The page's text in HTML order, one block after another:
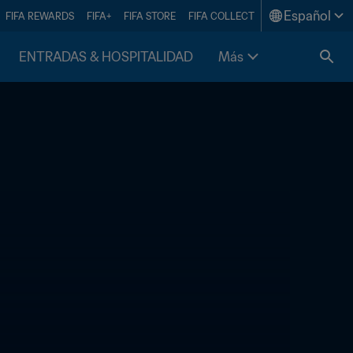
FIFA REWARDS FIFA+ FIFA STORE FIFA COLLECT Español
ENTRADAS & HOSPITALIDAD Más